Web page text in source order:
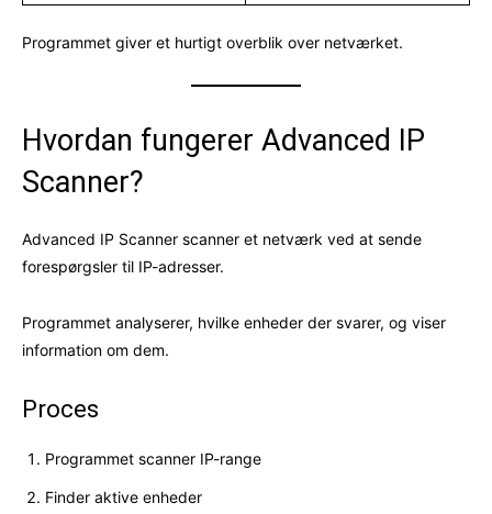
Programmet giver et hurtigt overblik over netværket.
Hvordan fungerer Advanced IP
Scanner?
Advanced IP Scanner scanner et netværk ved at sende
forespørgsler til IP-adresser.
Programmet analyserer, hvilke enheder der svarer, og viser
information om dem.
Proces
Programmet scanner IP-range
Finder aktive enheder